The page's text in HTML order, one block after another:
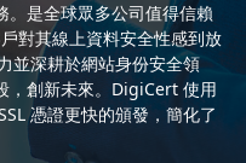
。是全球眾多公司值得信賴
對其線上資料安全性感到放
並深耕於網站身份安全領
，創新未來。DigiCert 使用
憑證更快的頒發，簡化了